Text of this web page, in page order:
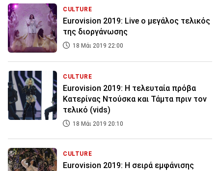
CULTURE
Eurovision 2019: Live ο μεγάλος τελικός
της διοργάνωσης
18 Μάι 2019 22:00
CULTURE
Eurovision 2019: H τελευταία πρόβα
Κατερίνας Ντούσκα και Τάμτα πριν τον
τελικό (vids)
18 Μάι 2019 20:10
CULTURE
Eurovision 2019: H σειρά εμφάνισης